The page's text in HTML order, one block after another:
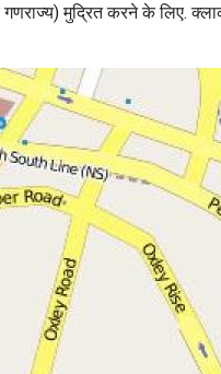
मुद्रित करने के लिए.